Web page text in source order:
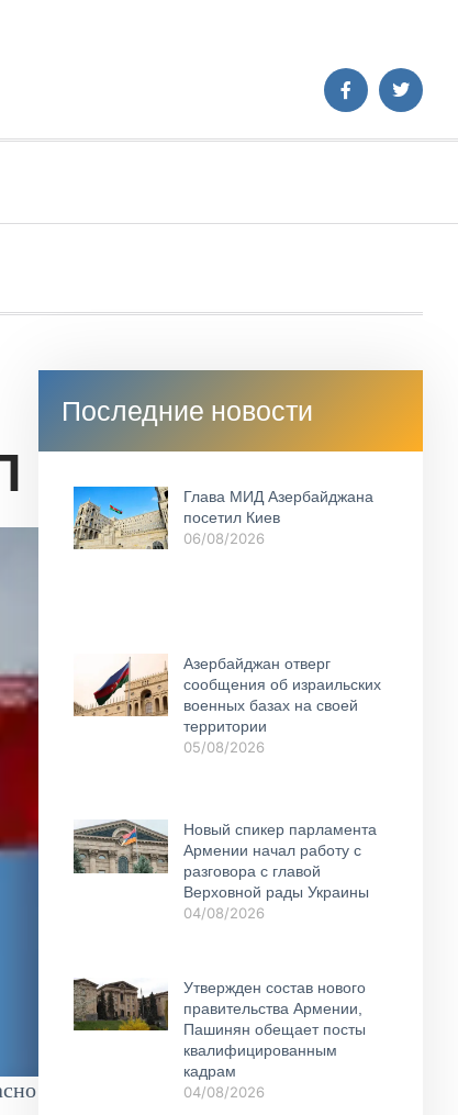
Последние новости
Глава МИД Азербайджана
посетил Киев
06/08/2026
Азербайджан отверг
сообщения об израильских
военных базах на своей
территории
05/08/2026
Новый спикер парламента
Армении начал работу с
разговора с главой
Верховной рады Украины
04/08/2026
Утвержден состав нового
правительства Армении,
Пашинян обещает посты
квалифицированным
кадрам
04/08/2026